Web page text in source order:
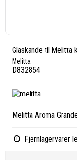
Glaskande til Melitta
Melitta
D832854
Melitta Aroma Grande
Fjernlagervarer